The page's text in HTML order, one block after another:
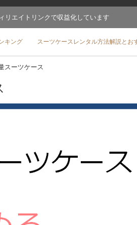
リエイトリンクで収益化しています
キング スーツケースレンタル方法解説とお
スーツケース